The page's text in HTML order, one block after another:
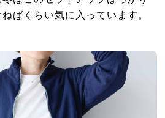
ばくらい気に入っています。